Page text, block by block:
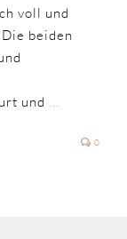
voll und
beiden
und
0